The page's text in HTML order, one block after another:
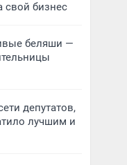
свой бизнес
беляши —
депутатов,
лучшим и